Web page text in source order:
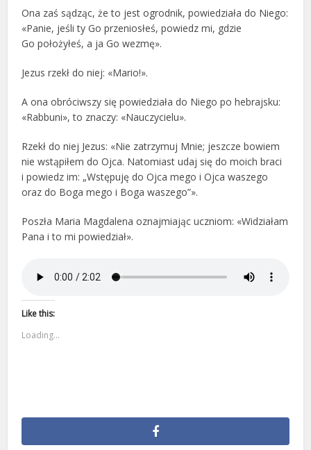
Ona zaś sądząc, że to jest ogrodnik, powiedziała do Niego:
«Panie, jeśli ty Go przeniosłeś, powiedz mi, gdzie
Go położyłeś, a ja Go wezmę».
Jezus rzekł do niej: «Mario!».
A ona obróciwszy się powiedziała do Niego po hebrajsku:
«Rabbuni», to znaczy: «Nauczycielu».
Rzekł do niej Jezus: «Nie zatrzymuj Mnie; jeszcze bowiem
nie wstąpiłem do Ojca. Natomiast udaj się do moich braci
i powiedz im: „Wstępuję do Ojca mego i Ojca waszego
oraz do Boga mego i Boga waszego”».
Poszła Maria Magdalena oznajmiając uczniom: «Widziałam
Pana i to mi powiedział».
Like this:
Loading...